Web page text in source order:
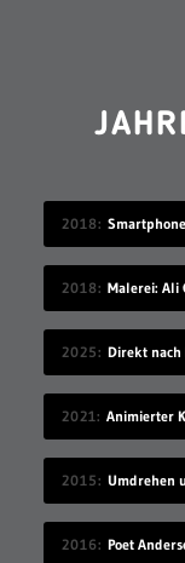
2018
2018 Malerei: Ali
2025
2021 Animierter
2015 Umdrehen
2016 Poet